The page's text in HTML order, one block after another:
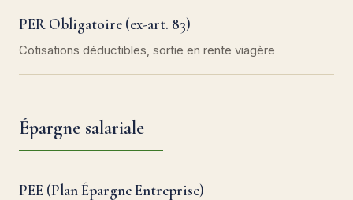
PER Obligatoire (ex-art. 83)
Cotisations déductibles, sortie en rente viagère
Épargne salariale
PEE (Plan Épargne Entreprise)